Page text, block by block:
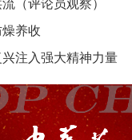
养收
注入强大精神力量